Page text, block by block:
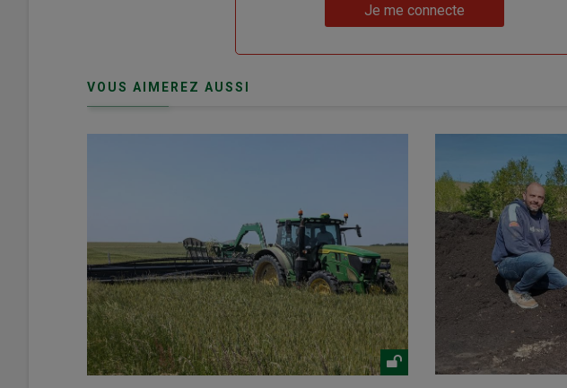
compte"
Je me connecte
VOUS AIMEREZ AUSSI